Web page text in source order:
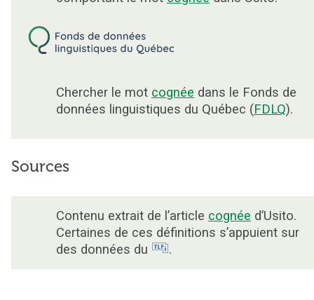
Chercher le mot cognée dans le Fonds de
données linguistiques du Québec (FDLQ).
Sources
Contenu extrait de l’article cognée d’Usito.
Certaines de ces définitions s’appuient sur
des données du
.